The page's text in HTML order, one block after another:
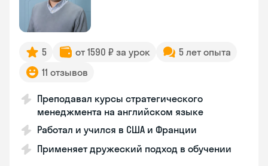
5 от 1590 ₽ за урок
5 лет опыта
11 отзывов
Преподавал курсы стратегического
менеджмента на английском языке
Работал и учился в США и Франции
Применяет дружеский подход в обучении